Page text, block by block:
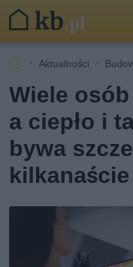
Aktualności
Wiele
a ciepło i
bywa
kilkanaście